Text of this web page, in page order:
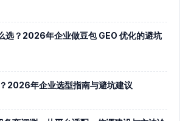
选？2026年企业做豆包 GEO 优化的避坑
2026年企业选型指南与避坑建议